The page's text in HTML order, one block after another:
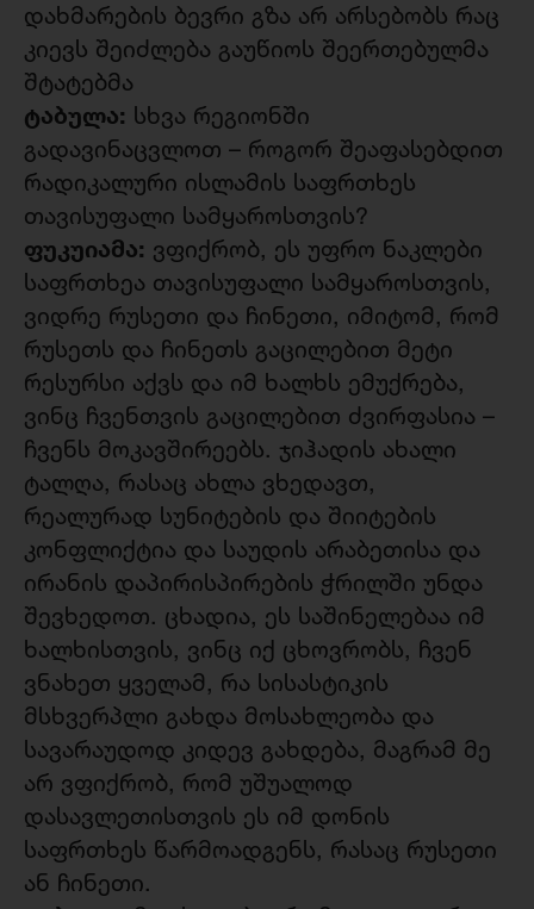
დახმარების ბევრი გზა არ არსებობს რაც
კიევს შეიძლება გაუწიოს შეერთებულმა
შტატებმა
ტაბულა: სხვა რეგიონში
გადავინაცვლოთ – როგორ შეაფასებდით
რადიკალური ისლამის საფრთხეს
თავისუფალი სამყაროსთვის?
ფუკუიამა: ვფიქრობ, ეს უფრო ნაკლები
საფრთხეა თავისუფალი სამყაროსთვის,
ვიდრე რუსეთი და ჩინეთი, იმიტომ, რომ
რუსეთს და ჩინეთს გაცილებით მეტი
რესურსი აქვს და იმ ხალხს ემუქრება,
ვინც ჩვენთვის გაცილებით ძვირფასია –
ჩვენს მოკავშირეებს. ჯიჰადის ახალი
ტალღა, რასაც ახლა ვხედავთ,
რეალურად სუნიტების და შიიტების
კონფლიქტია და საუდის არაბეთისა და
ირანის დაპირისპირების ჭრილში უნდა
შევხედოთ. ცხადია, ეს საშინელებაა იმ
ხალხისთვის, ვინც იქ ცხოვრობს, ჩვენ
ვნახეთ ყველამ, რა სისასტიკის
მსხვერპლი გახდა მოსახლეობა და
სავარაუდოდ კიდევ გახდება, მაგრამ მე
არ ვფიქრობ, რომ უშუალოდ
დასავლეთისთვის ეს იმ დონის
საფრთხეს წარმოადგენს, რასაც რუსეთი
ან ჩინეთი.